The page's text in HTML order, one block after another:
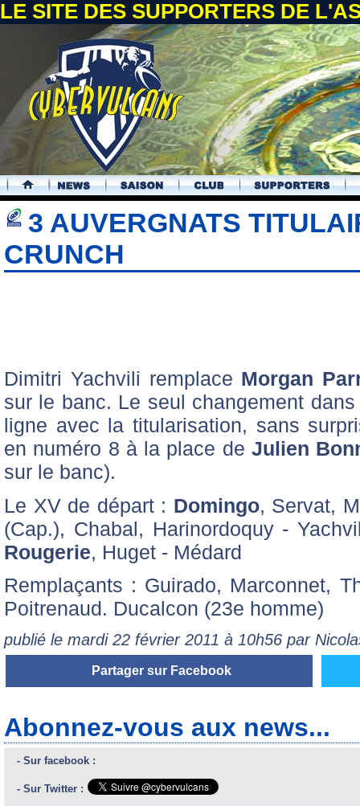
LE SITE DES SUPPORTERS DE
.
3 AUVERGNATS
CRUNCH
Dimitri Yachvili remplace Morgan
sur le banc. Le seul changement
ligne avec la titularisation, sans
en numéro 8 à la place de Julien
sur le banc).
Le XV de départ : Domingo, Servat,
(Cap.), Chabal, Harinordoquy -
Rougerie, Huget - Médard
Remplaçants : Guirado, Marconnet,
Poitrenaud. Ducalcon (23e homme)
publié le mardi 22 février 2011 à 10h56 par
Partager sur Facebook
Abonnez-vous aux news...
- Sur facebook :
- Sur Twitter :